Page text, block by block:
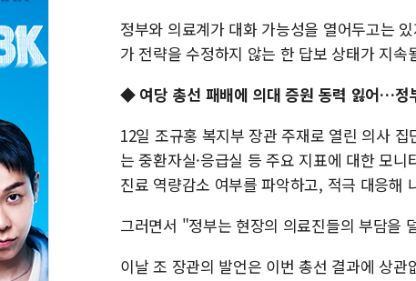
정부와 의료계가 대화 가능성을 열어두고는
가 전략을 수정하지 않는 한 답보 상태가 지속
◆ 여당 총선 패배에 의대 증원 동력 잃어…정
12일 조규홍 복지부 장관 주재로 열린 의사
는 중환자실·응급실 등 주요 지표에 대한 모
진료 역량감소 여부를 파악하고, 적극 대응해
그러면서 "정부는 현장의 의료진들의 부담을
이날 조 장관의 발언은 이번 총선 결과에 상